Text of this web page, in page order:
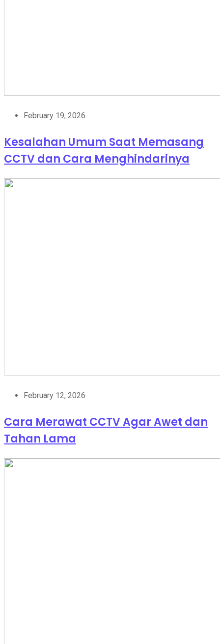
February 19, 2026
Kesalahan Umum Saat Memasang
CCTV dan Cara Menghindarinya
February 12, 2026
Cara Merawat CCTV Agar Awet dan
Tahan Lama